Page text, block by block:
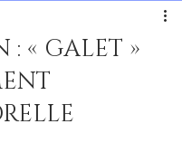
: « GALET »